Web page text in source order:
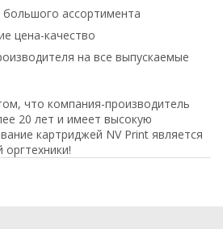
ассортимента
цена-качество
на все выпускаемые
что компания-производитель
20 лет и имеет высокую
картриджей NV Print является